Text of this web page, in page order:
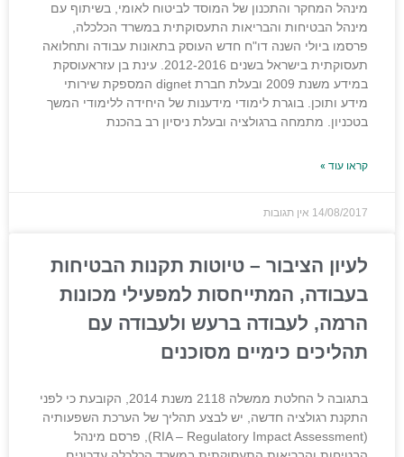
מינהל המחקר והתכנון של המוסד לביטוח לאומי, בשיתוף עם
מינהל הבטיחות והבריאות התעסוקתית במשרד הכלכלה,
פרסמו ביולי השנה דו"ח חדש העוסק בתאונות עבודה ותחלואה
תעסוקתית בישראל בשנים 2012-2016. עינת בן עזראעוסקת
במידע משנת 2009 ובעלת חברת dignet המספקת שירותי
מידע ותוכן. בוגרת לימודי מידענות של היחידה ללימודי המשך
בטכניון. מתמחה ברגולציה ובעלת ניסיון רב בהכנת
קראו עוד »
14/08/2017 אין תגובות
לעיון הציבור – טיוטות תקנות הבטיחות
בעבודה, המתייחסות למפעילי מכונות
הרמה, לעבודה ברעש ולעבודה עם
תהליכים כימיים מסוכנים
בתגובה ל החלטת ממשלה 2118 משנת 2014, הקובעת כי לפני
התקנת רגולציה חדשה, יש לבצע תהליך של הערכת השפעותיה
(RIA – Regulatory Impact Assessment), פרסם מינהל